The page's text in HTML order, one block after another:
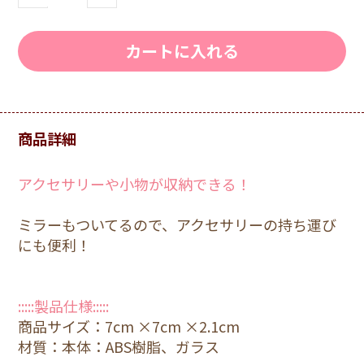
カートに入れる
商品詳細
アクセサリーや小物が収納できる！
ミラーもついてるので、アクセサリーの持ち運び
にも便利！
:::::製品仕様:::::
商品サイズ：7cm ×7cm ×2.1cm
材質：本体：ABS樹脂、ガラス